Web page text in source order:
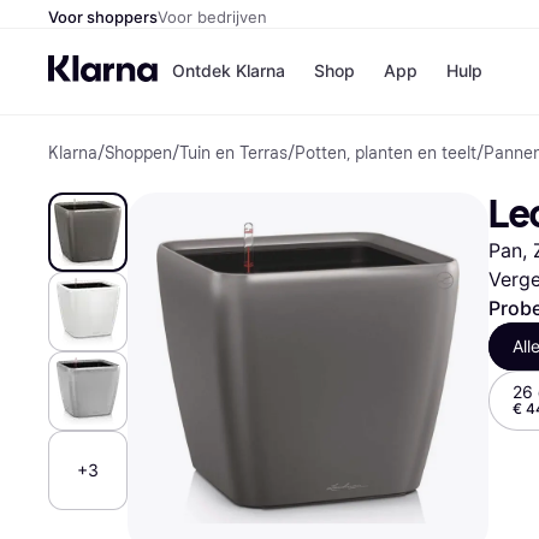
Voor shoppersVoor bedrijven
Ontdek Klarna Shop
Winkels
H&M
Kruidvat
App Hulp
Klarna/Shoppen/Tuin en Terras/Potten, planten en teelt/
+3
Pan,
26
€